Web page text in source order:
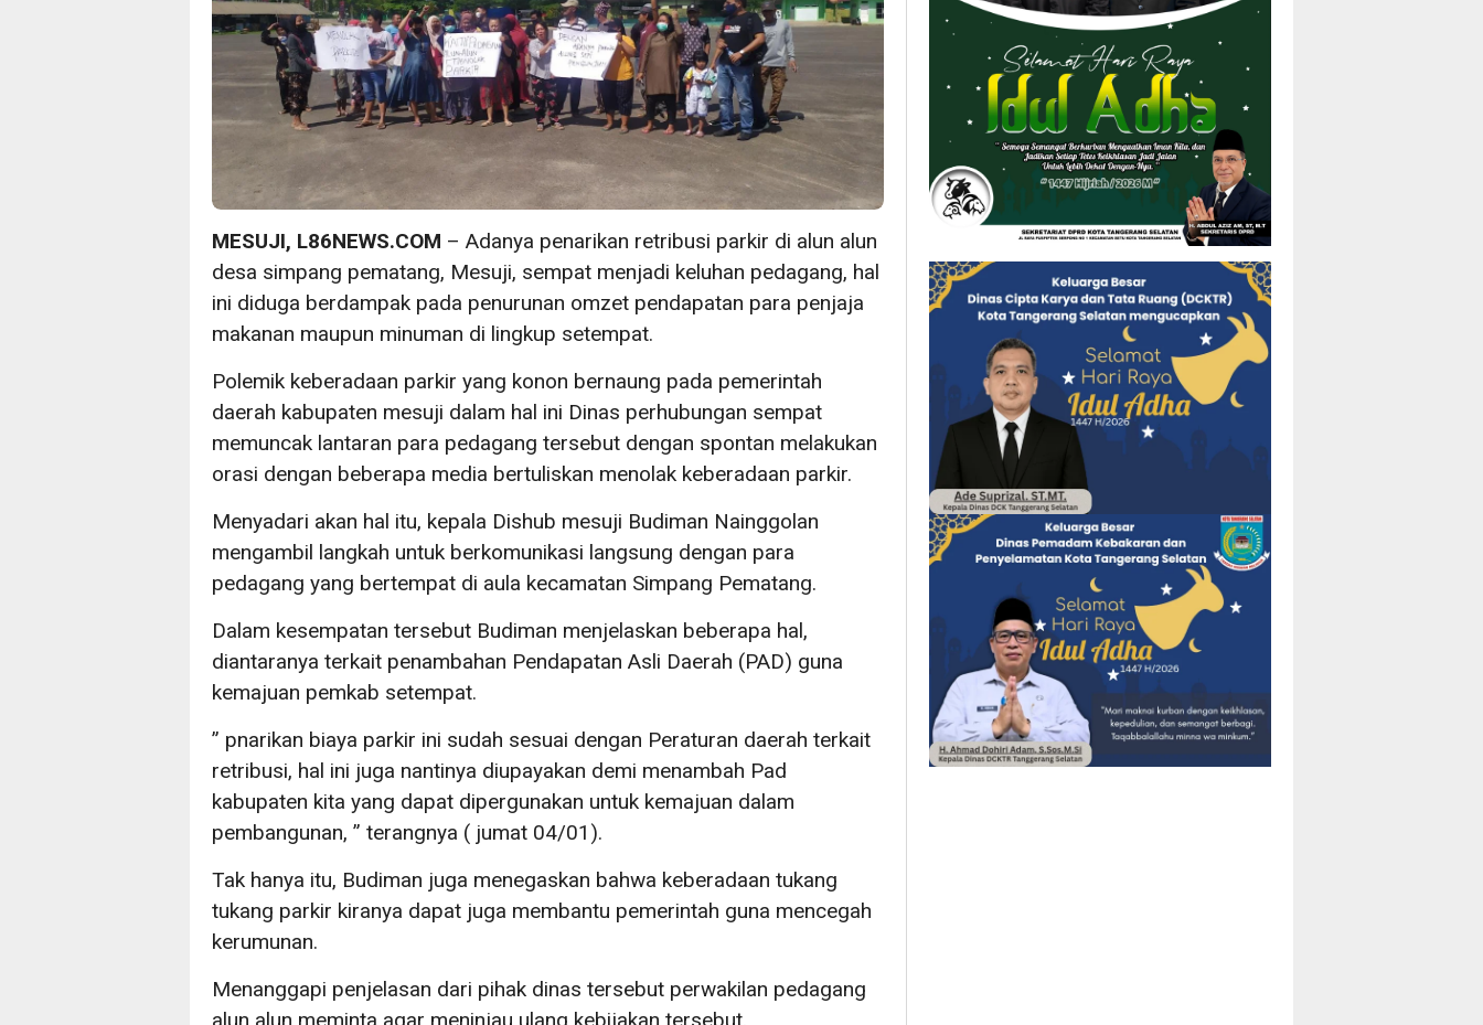
MESUJI, L86NEWS.COM – Adanya penarikan retribusi parkir di alun alun
desa simpang pematang, Mesuji, sempat menjadi keluhan pedagang, hal
ini diduga berdampak pada penurunan omzet pendapatan para penjaja
makanan maupun minuman di lingkup setempat.
Polemik keberadaan parkir yang konon bernaung pada pemerintah
daerah kabupaten mesuji dalam hal ini Dinas perhubungan sempat
memuncak lantaran para pedagang tersebut dengan spontan melakukan
orasi dengan beberapa media bertuliskan menolak keberadaan parkir.
Menyadari akan hal itu, kepala Dishub mesuji Budiman Nainggolan
mengambil langkah untuk berkomunikasi langsung dengan para
pedagang yang bertempat di aula kecamatan Simpang Pematang.
Dalam kesempatan tersebut Budiman menjelaskan beberapa hal,
diantaranya terkait penambahan Pendapatan Asli Daerah (PAD) guna
kemajuan pemkab setempat.
” pnarikan biaya parkir ini sudah sesuai dengan Peraturan daerah terkait
retribusi, hal ini juga nantinya diupayakan demi menambah Pad
kabupaten kita yang dapat dipergunakan untuk kemajuan dalam
pembangunan, ” terangnya ( jumat 04/01).
Tak hanya itu, Budiman juga menegaskan bahwa keberadaan tukang
tukang parkir kiranya dapat juga membantu pemerintah guna mencegah
kerumunan.
Menanggapi penjelasan dari pihak dinas tersebut perwakilan pedagang
alun alun meminta agar meninjau ulang kebijakan tersebut.